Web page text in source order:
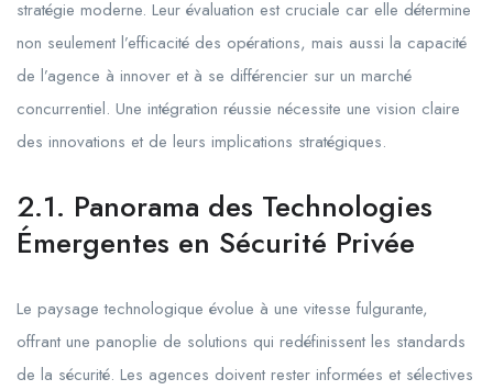
stratégie moderne. Leur évaluation est cruciale car elle détermine
non seulement l’efficacité des opérations, mais aussi la capacité
de l’agence à innover et à se différencier sur un marché
concurrentiel. Une intégration réussie nécessite une vision claire
des innovations et de leurs implications stratégiques.
2.1. Panorama des Technologies
Émergentes en Sécurité Privée
Le paysage technologique évolue à une vitesse fulgurante,
offrant une panoplie de solutions qui redéfinissent les standards
de la sécurité. Les agences doivent rester informées et sélectives